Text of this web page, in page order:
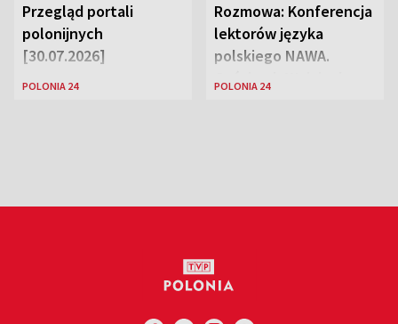
Przegląd portali
polonijnych
[30.07.2026]
POLONIA 24
Rozmowa: Konferencja
lektorów języka
polskiego NAWA.
Goście: dr Wojciech
POLONIA 24